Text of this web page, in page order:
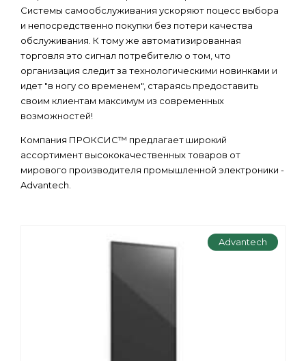
Системы самообслуживания ускоряют поцесс выбора
и непосредственно покупки без потери качества
обслуживания. К тому же автоматизированная
торговля это сигнал потребителю о том, что
организация следит за технологическими новинками и
идет "в ногу со временем", стараясь предоставить
своим клиентам максимум из современных
возможностей!
Компания ПРОКСИС™ предлагает широкий
ассортимент высококачественных товаров от
мирового производителя промышленной электроники -
Advantech.
Advantech